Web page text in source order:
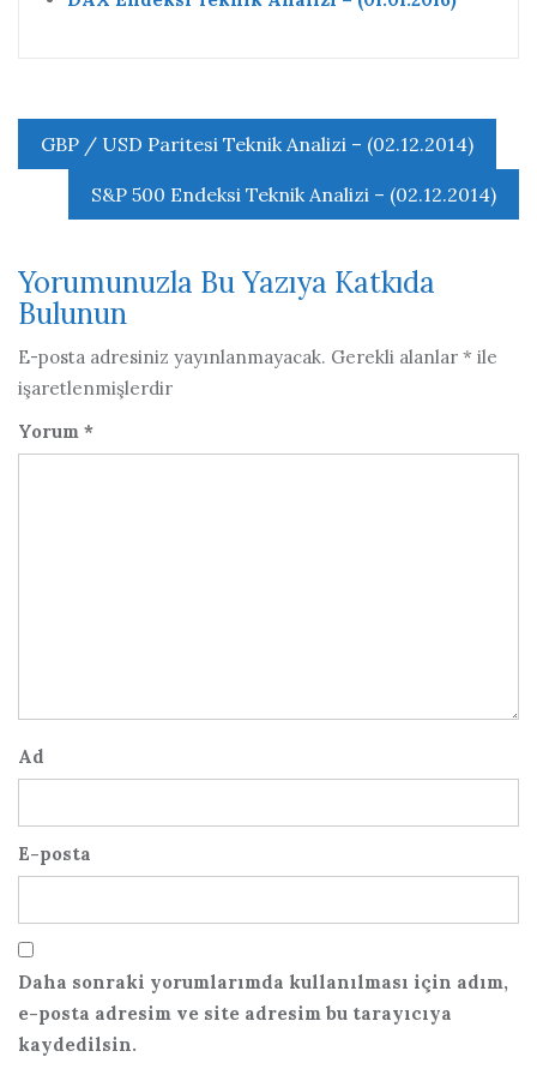
Yazı
gezinmesi
GBP / USD Paritesi Teknik Analizi – (02.12.2014)
S&P 500 Endeksi Teknik Analizi – (02.12.2014)
Yorumunuzla Bu Yazıya Katkıda
Bulunun
E-posta adresiniz yayınlanmayacak. Gerekli alanlar * ile
işaretlenmişlerdir
Yorum *
Ad
E-posta
Daha sonraki yorumlarımda kullanılması için adım,
e-posta adresim ve site adresim bu tarayıcıya
kaydedilsin.